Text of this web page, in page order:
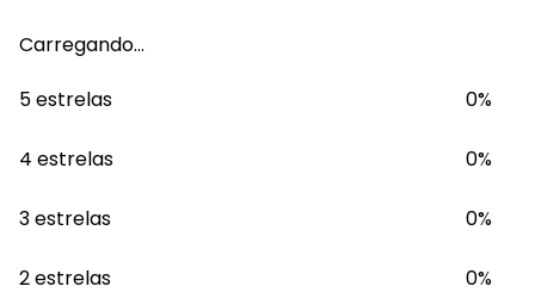
Carregando…
5 estrelas
0%
4 estrelas 0%
3 estrelas 0%
2 estrelas 0%